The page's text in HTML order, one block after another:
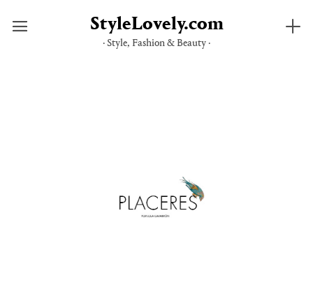
StyleLovely.com
· Style, Fashion & Beauty ·